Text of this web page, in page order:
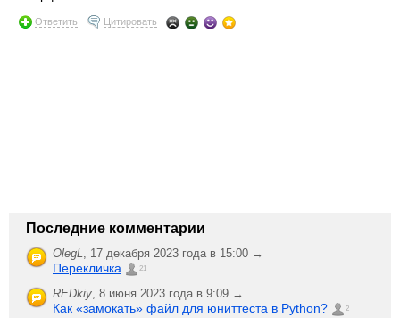
Ответить Цитировать
Последние комментарии
OlegL, 17 декабря 2023 года в 15:00 →
Перекличка 21
REDkiy, 8 июня 2023 года в 9:09 →
Как «замокать» файл для юниттеста в Python? 2